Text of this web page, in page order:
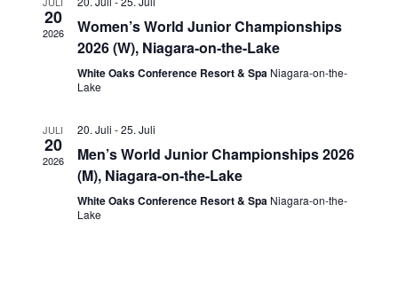
20
2026
Women’s World Junior Championships
2026 (W), Niagara-on-the-Lake
White Oaks Conference Resort & Spa Niagara-on-the-
Lake
JULI
20
2026
20. Juli -25. Juli
Men’s World Junior Championships 2026
(M), Niagara-on-the-Lake
White Oaks Conference Resort & Spa Niagara-on-the-
Lake